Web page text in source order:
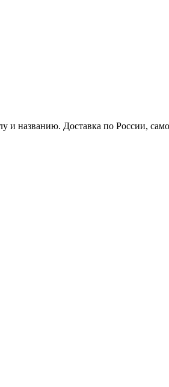
и названию. Доставка по России,